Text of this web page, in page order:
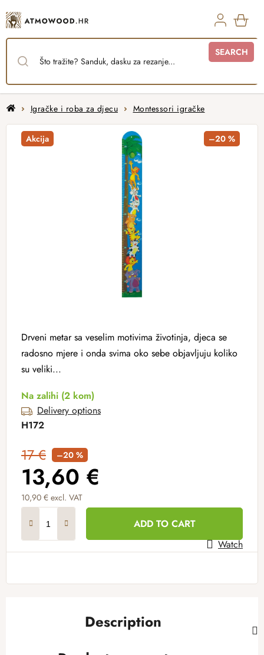
to
content
SEARCH
HomeIgračke i roba za djecu Montessori igračke
Drveni metar sa veselim motivima životinja, djeca se
radosno mjere i onda svima oko sebe objavljuju koliko
su veliki...
Na zalihi (2 kom)
Delivery options
H172
17 € –20 %
13,60 €
10,90 € excl. VAT
ADD TO CART
Watch
Akcija –20 %
Description